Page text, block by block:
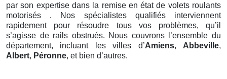
par son expertise dans la remise en état de volets roulants
motorisés . Nos spécialistes qualifiés interviennent
rapidement pour résoudre tous vos problèmes, qu’il
s’agisse de rails obstrués. Nous couvrons l’ensemble du
département, incluant les villes d’Amiens, Abbeville,
Albert, Péronne, et bien d’autres.